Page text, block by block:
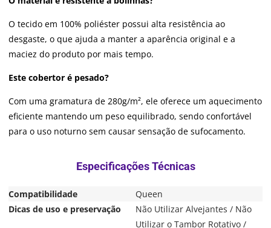
O tecido em 100% poliéster possui alta resistência ao
desgaste, o que ajuda a manter a aparência original e a
maciez do produto por mais tempo.
Este cobertor é pesado?
Com uma gramatura de 280g/m², ele oferece um aquecimento
eficiente mantendo um peso equilibrado, sendo confortável
para o uso noturno sem causar sensação de sufocamento.
Compatibilidade
Queen
Dicas de uso e preservação
Não Utilizar Alvejantes / Não
Utilizar o Tambor Rotativo /